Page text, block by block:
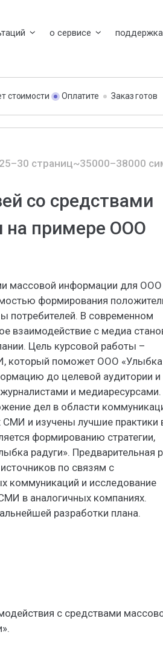
о сервисе поддержка
стоимости Оплатите Заказ готов
страниц~35000–38000
со средствами
на примере ООО
массовой информации для ООО
формирования
потребителей. В современном
взаимодействие с медиа
Цель курсовой работы –
который поможет ООО «Улыбка
до целевой аудитории и
и медиаресурсами.
дел в области
и изучены лучшие практики
формированию стратегии,
радуги». Предварительная
по связям с
коммуникаций и исследование
в аналогичных компаниях.
разработки плана.
с средствами